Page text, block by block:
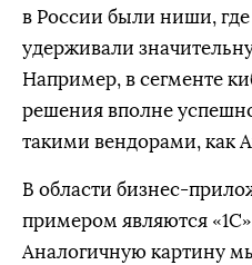
в России были ниши,
удерживали
Например, в сегменте
решения вполне
такими вендорами, как
В области бизнес-
примером являются
Аналогичную картину